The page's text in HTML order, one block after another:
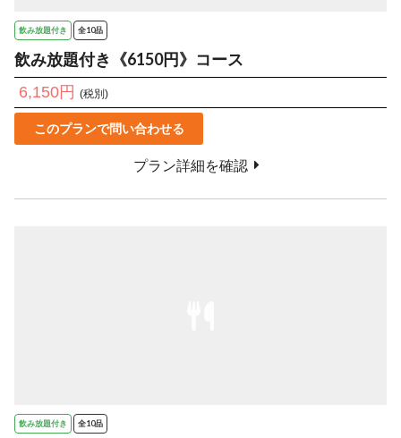
飲み放題付き 全10品
飲み放題付き《6150円》コース
6,150円 (税別)
このプランで問い合わせる
プラン詳細を確認
飲み放題付き 全10品